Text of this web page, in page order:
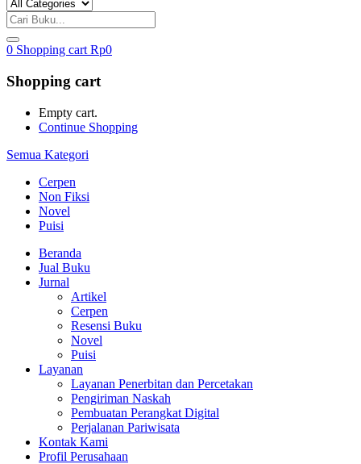
0 Shopping cart Rp0
Shopping cart
Empty cart.
Continue Shopping
Semua Kategori
Cerpen
Non Fiksi
Novel
Puisi
Beranda
Jual Buku
Jurnal
Artikel
Cerpen
Resensi Buku
Novel
Puisi
Layanan
Layanan Penerbitan dan Percetakan
Pengiriman Naskah
Pembuatan Perangkat Digital
Perjalanan Pariwisata
Kontak Kami
Profil Perusahaan